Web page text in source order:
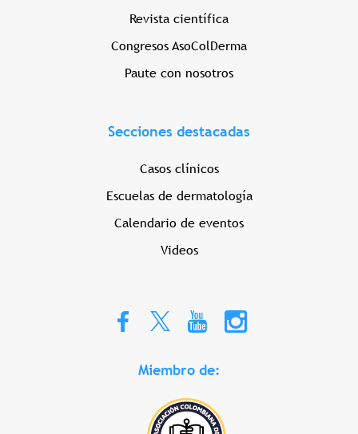
Revista científica
Congresos AsoColDerma
Paute con nosotros
Secciones destacadas
Casos clínicos
Escuelas de dermatología
Calendario de eventos
Videos
Miembro de: